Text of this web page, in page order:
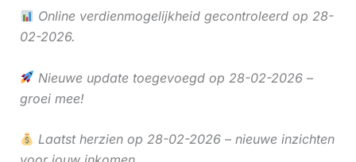
Online verdienmogelijkheid gecontroleerd op 28-
02-2026.
Nieuwe update toegevoegd op 28-02-2026 –
groei mee!
Laatst herzien op 28-02-2026 – nieuwe inzichten